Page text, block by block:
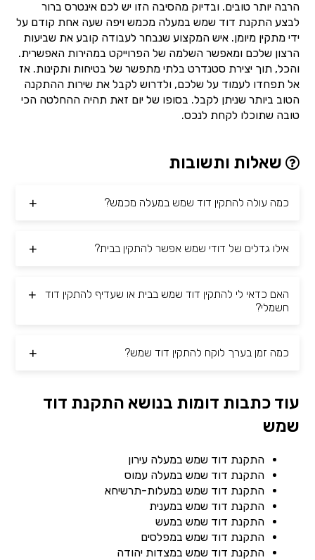
הרבה יותר טובים. ובדיוק מהסיבה הזו יש לכם אינטרס ברור
לבצע התקנת דוד שמש במעלה מכמש ויפה שעה אחת קודם על
ידי מתקין מיומן. איש המקצוע שנבחר לעבודה קובע את שביעות
הרצון שלכם ומאפשר השלמה של הפרוייקט במהירות האפשרית.
והכל, תוך יצירת סטנדרט בלתי מתפשר של בטיחות ותקינות. אז
אל תפחדו לעמוד על שלכם, ולדרוש לקבל את שירות ההתקנה
הטוב ביותר שניתן לקבל. בסופו של יום זאת תהיה ההחלטה הכי
טובה שתוכלו לקחת לנכס.
שאלות ותשובות
כמה עולה להתקין דוד שמש במעלה מכמש?
אילו גדלים של דודי שמש אפשר להתקין בבית?
האם כדאי לי להתקין דוד שמש בבית או שעדיף להתקין דוד
חשמלי?
כמה זמן בערך לוקח להתקין דוד שמש?
עוד כתבות דומות בנושא התקנת דוד
שמש
התקנת דוד שמש במעלה עירון
התקנת דוד שמש במעלה עמוס
התקנת דוד שמש במעלות-תרשיחא
התקנת דוד שמש במענית
התקנת דוד שמש במעש
התקנת דוד שמש במפלסים
התקנת דוד שמש במצדות יהודה